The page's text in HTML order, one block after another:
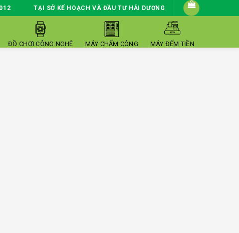
TẠI SỞ KẾ HOẠCH VÀ ĐẦU TƯ HẢI DƯƠNG
ĐỒ CHƠI CÔNG NGHỆ MÁY CHẤM CÔNG MÁY ĐẾM TIỀN